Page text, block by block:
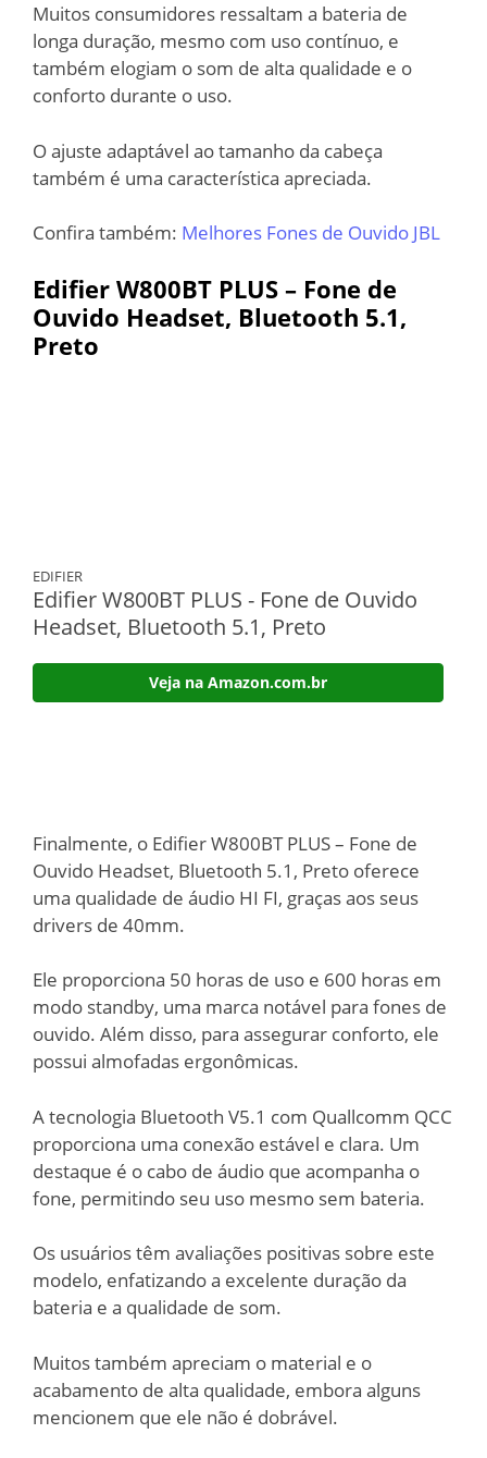
Muitos consumidores ressaltam a bateria de
longa duração, mesmo com uso contínuo, e
também elogiam o som de alta qualidade e o
conforto durante o uso.
O ajuste adaptável ao tamanho da cabeça
também é uma característica apreciada.
Confira também: Melhores Fones de Ouvido JBL
Edifier W800BT PLUS – Fone de
Ouvido Headset, Bluetooth 5.1,
Preto
EDIFIER
Edifier W800BT PLUS - Fone de Ouvido
Headset, Bluetooth 5.1, Preto
Veja na Amazon.com.br
Finalmente, o Edifier W800BT PLUS – Fone de
Ouvido Headset, Bluetooth 5.1, Preto oferece
uma qualidade de áudio HI FI, graças aos seus
drivers de 40mm.
Ele proporciona 50 horas de uso e 600 horas em
modo standby, uma marca notável para fones de
ouvido. Além disso, para assegurar conforto, ele
possui almofadas ergonômicas.
A tecnologia Bluetooth V5.1 com Quallcomm QCC
proporciona uma conexão estável e clara. Um
destaque é o cabo de áudio que acompanha o
fone, permitindo seu uso mesmo sem bateria.
Os usuários têm avaliações positivas sobre este
modelo, enfatizando a excelente duração da
bateria e a qualidade de som.
Muitos também apreciam o material e o
acabamento de alta qualidade, embora alguns
mencionem que ele não é dobrável.